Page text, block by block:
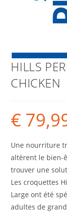
HILLS
CHICKEN
€
Une nourriture
altèrent le bien-
trouver une
Les croquettes
Large ont été
adultes de